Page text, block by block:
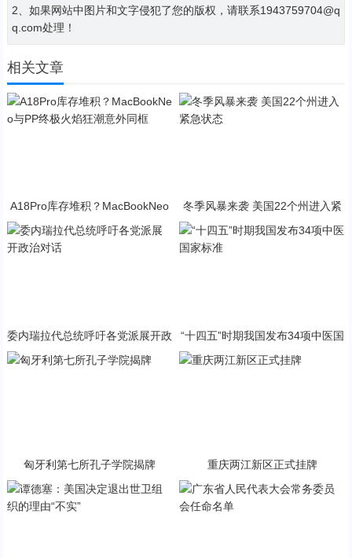
2、如果网站中图片和文字侵犯了您的版权，请联系1943759704@q
q.com处理！
相关文章
A18Pro库存堆积？MacBookNeo
与PP终极火焰狂潮意外同框
冬季风暴来袭 美国22个州进入紧
急状态
委内瑞拉代总统呼吁各党派展开政
“十四五”时期我国发布34项中医国
匈牙利第七所孔子学院揭牌 重庆两江新区正式挂牌